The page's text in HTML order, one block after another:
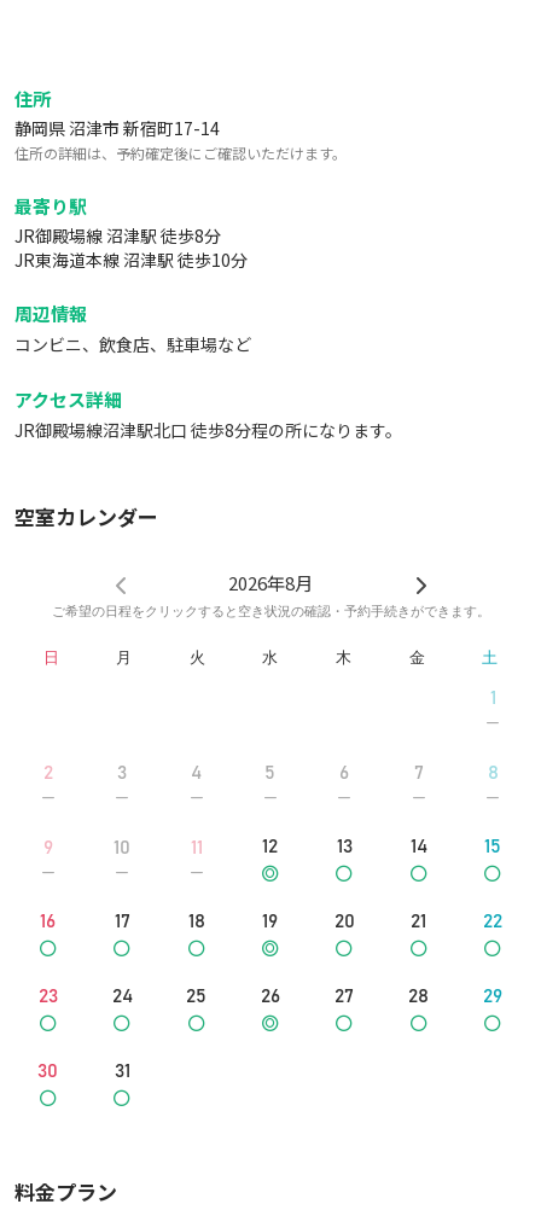
住所
静岡県 沼津市 新宿町17-14
住所の詳細は、予約確定後にご確認いただけます。
最寄り駅
JR御殿場線 沼津駅 徒歩8分
JR東海道本線 沼津駅 徒歩10分
周辺情報
コンビニ、飲食店、駐車場など
アクセス詳細
JR御殿場線沼津駅北口 徒歩8分程の所になります。
空室カレンダー
2026年8月
ご希望の日程をクリックすると空き状況の確認・予約手続きができます。
日 月 火 水 木 金 土
1
2 3 4 5 6 7 8
9 10 11 12 13 14 15
16 17 18 19 20 21 22
23 24 25 26 27 28 29
30 31
料金プラン